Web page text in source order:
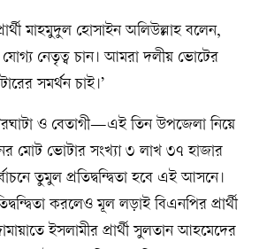
মাহমুদুল হোসাইন অলিউল্লাহ বলেন,
নেতৃত্ব চান। আমরা দলীয় ভোটের
সমর্থন চাই।’
ও বেতাগী—এই তিন উপজেলা নিয়ে
মোট ভোটার সংখ্যা ৩ লাখ ৩৭ হাজার
তুমুল প্রতিদ্বন্দ্বিতা হবে এই আসনে।
করলেও মূল লড়াই বিএনপির প্রার্থী
ইসলামীর প্রার্থী সুলতান আহমেদের